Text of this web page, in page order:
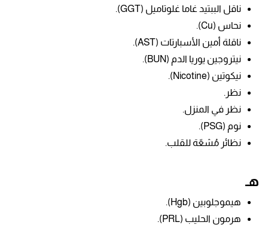
ناقل الببتيد غاما غلوتاميل (GGT).
نحاس (Cu).
ناقلة أمين الأسبارتات (AST).
نيتروجين يوريا الدم (BUN).
نيكوتين (Nicotine).
نظر.
نظر في المنزل.
نوم (PSG).
نظائر مُشعّة للقلب.
هـ
هيموجلوبين (Hgb).
هرمون الحليب (PRL).